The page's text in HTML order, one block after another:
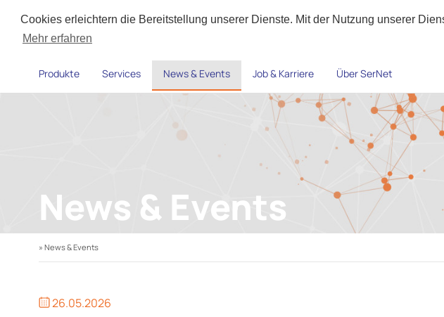
Cookies erleichtern die Bereitstellung unserer Dienste. Mit der Nutzung unserer
Mehr erfahren
Produkte Services News & Events Job & Karriere Über SerNet
News & Events
» News & Events
26.05.2026